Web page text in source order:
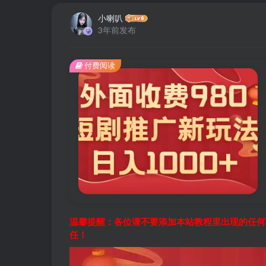
小喇叭
3年前发布
付费阅读
温馨提醒：各位请不要添加本站教程里出现的任
任！